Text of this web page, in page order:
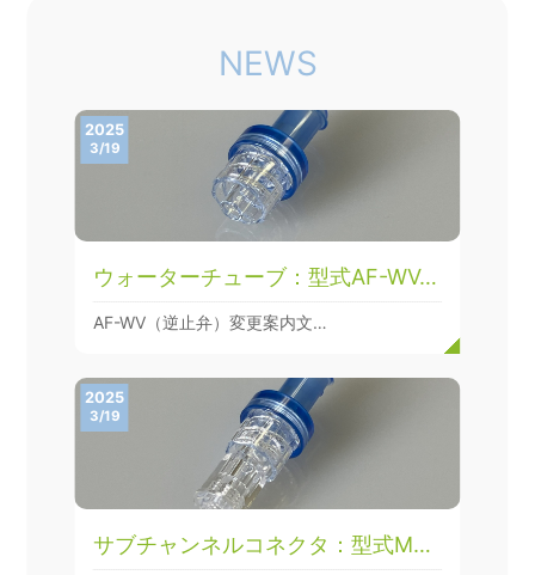
NEWS
2025
3/19
ウォーターチューブ：型式AF-WV…
AF-WV（逆止弁）変更案内文…
2025
3/19
サブチャンネルコネクタ：型式M…